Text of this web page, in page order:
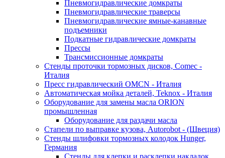
Пневмогидравлические домкраты
Пневмогидравлические траверсы
Пневмогидравлические ямные-канавные
подъемники
Подкатные гидравлические домкраты
Прессы
Трансмиссионные домкраты
Стенды проточки тормозных дисков, Comec -
Италия
Пресс гидравлический OMCN - Италия
Автоматическая мойка деталей, Teknox - Италия
Оборудование для замены масла ORION
промышленная
Оборудование для раздачи масла
Стапели по выправке кузова, Autorobot - (Швеция)
Стенды шлифовки тормозных колодок Hunger,
Германия
Стенды для клепки и расклепки накладок